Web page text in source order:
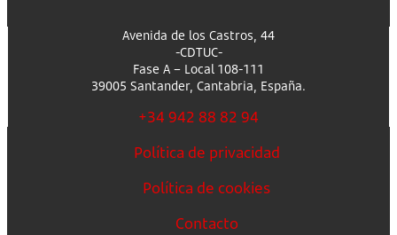
Avenida de los Castros, 44
-CDTUC-
Fase A – Local 108-111
39005 Santander, Cantabria, España.
+34 942 88 82 94
Política de privacidad
Política de cookies
Contacto